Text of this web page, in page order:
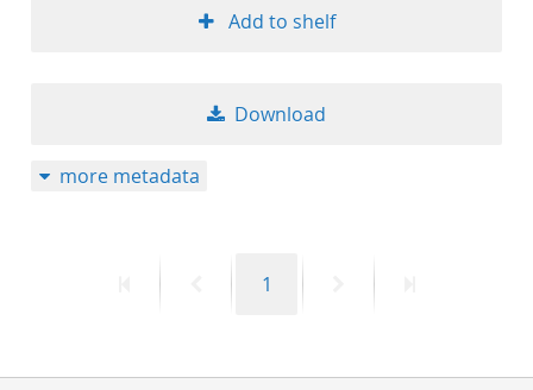
Add to shelf
Download
more metadata
PreviousPage
1